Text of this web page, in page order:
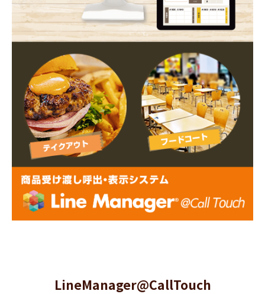
LineManager@CallTouch